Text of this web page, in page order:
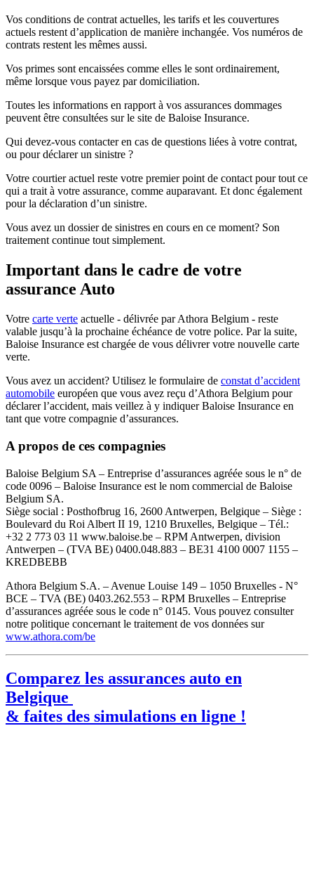
Vos conditions de contrat actuelles, les tarifs et les couvertures
actuels restent d’application de manière inchangée. Vos numéros de
contrats restent les mêmes aussi.
Vos primes sont encaissées comme elles le sont ordinairement,
même lorsque vous payez par domiciliation.
Toutes les informations en rapport à vos assurances dommages
peuvent être consultées sur le site de Baloise Insurance.
Qui devez-vous contacter en cas de questions liées à votre contrat,
ou pour déclarer un sinistre ?
Votre courtier actuel reste votre premier point de contact pour tout ce
qui a trait à votre assurance, comme auparavant. Et donc également
pour la déclaration d’un sinistre.
Vous avez un dossier de sinistres en cours en ce moment? Son
traitement continue tout simplement.
Important dans le cadre de votre
assurance Auto
Votre carte verte actuelle - délivrée par Athora Belgium - reste
valable jusqu’à la prochaine échéance de votre police. Par la suite,
Baloise Insurance est chargée de vous délivrer votre nouvelle carte
verte.
Vous avez un accident? Utilisez le formulaire de constat d’accident
automobile européen que vous avez reçu d’Athora Belgium pour
déclarer l’accident, mais veillez à y indiquer Baloise Insurance en
tant que votre compagnie d’assurances.
A propos de ces compagnies
Baloise Belgium SA – Entreprise d’assurances agréée sous le n° de
code 0096 – Baloise Insurance est le nom commercial de Baloise
Belgium SA.
Siège social : Posthofbrug 16, 2600 Antwerpen, Belgique – Siège :
Boulevard du Roi Albert II 19, 1210 Bruxelles, Belgique – Tél.:
+32 2 773 03 11 www.baloise.be – RPM Antwerpen, division
Antwerpen – (TVA BE) 0400.048.883 – BE31 4100 0007 1155 –
KREDBEBB
Athora Belgium S.A. – Avenue Louise 149 – 1050 Bruxelles - N°
BCE – TVA (BE) 0403.262.553 – RPM Bruxelles – Entreprise
d’assurances agréée sous le code n° 0145. Vous pouvez consulter
notre politique concernant le traitement de vos données sur
www.athora.com/be
Comparez les assurances auto en
Belgique
& faites des simulations en ligne !